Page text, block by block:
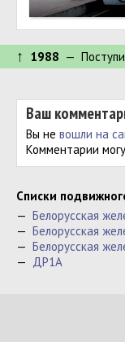
↑ 1988 —
Ваш
Вы не вошли на
Комментарии
Cписки
— Белорусская
— Белорусская
— Белорусская
— ДР1А